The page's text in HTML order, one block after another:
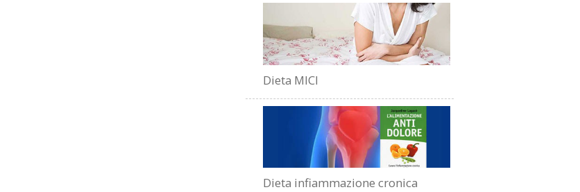
Dieta MICI
Dieta infiammazione cronica